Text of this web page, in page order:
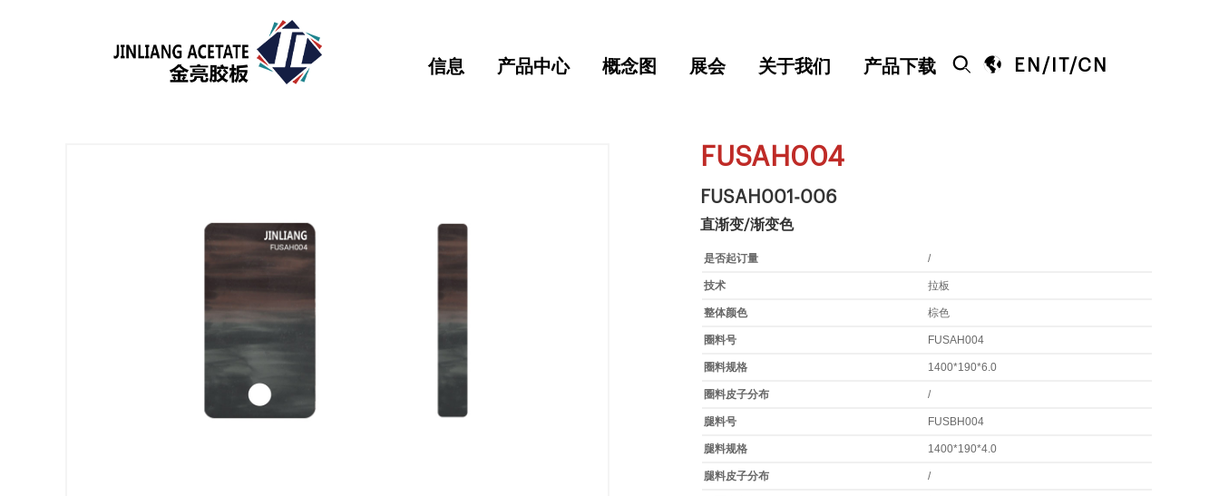
信息 产品中心 概念图 展会 关于我们 产品下载   EN / /CN
FUSAH004
FUSAH001-006
直渐变/渐变色
是否起订量 /
技术 拉板
整体颜色 棕色
圈料号 FUSAH004
圈料规格 1400*190*6.0
圈料皮子分布 /
腿料号 FUSBH004
腿料规格 1400*190*4.0
腿料皮子分布 /